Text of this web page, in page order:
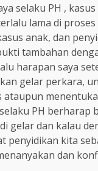
selaku PH ,
lama di
anak, dan
tambahan
harapan saya
gelar perkara,
ataupun
PH berharap
gelar dan kalau
penyidikan kita
dan